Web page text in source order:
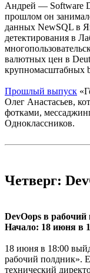
Андрей — Software
прошлом он
данных NewSQL в
детектирования в
валютных цен в
крупномасштабных
Прошлый выпуск
Олег Анастасьев,
фотками,
Одноклассников.
Четверг:
DevOops в
Начало: 18 июня в
18 июня в 18:00
рабочий полдник».
технический